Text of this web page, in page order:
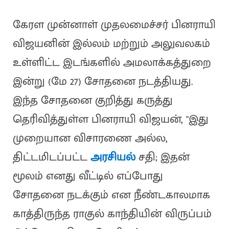
கேரள முன்னாள் முதலமைச்சர் பினராயி
விஜயனின் இல்லம் மற்றும் அலுவலகம்
உள்ளிட்ட இடங்களில் அமலாக்கத்துறை
இன்று (மே 27) சோதனை நடத்தியது.
இந்த சோதனை குறித்து கருத்து
தெரிவித்துள்ள பினராயி விஜயன், "இது
முறையான விசாரணை அல்ல,
திட்டமிடப்பட்டஅரசியல்சதி; இதன்
மூலம் எனது வீட்டில் எப்போது
சோதனை நடக்கும் என நீண்டகாலமாக
காத்திருந்த ராகுல் காந்தியின் விருப்பம்